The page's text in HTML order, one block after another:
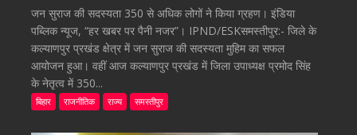
जन सुराज की सदस्यता 350 से अधिक लोगों ने किया ग्रहण। इंडिया
पब्लिक न्यूज, “हर खबर पर पैनी नजर”। IPND/ESKसमस्तीपुर:- जिले के
कल्याणपुर प्रखंड क्षेत्र में जन सुराज की सदस्यता मुहिम का सफल
आयोजन हुआ। वहीं आज कल्याणपुर प्रखंड में जिला उपाध्यक्ष प्रमोद सिंह
के नेतृत्व में 350...
बिहार राजनीतिक राज्य समस्तीपुर